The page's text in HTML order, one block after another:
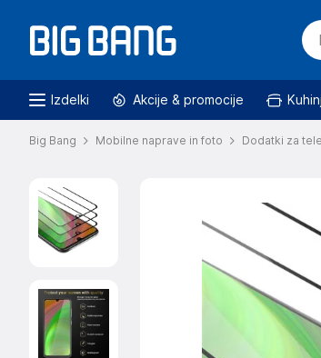
Izdelki Akcije & promocije
Big Bang Mobilne naprave in foto Dodatki za